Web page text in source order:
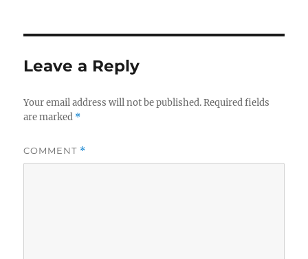
Leave a Reply
Your email address will not be published. Required fields
are marked *
COMMENT *